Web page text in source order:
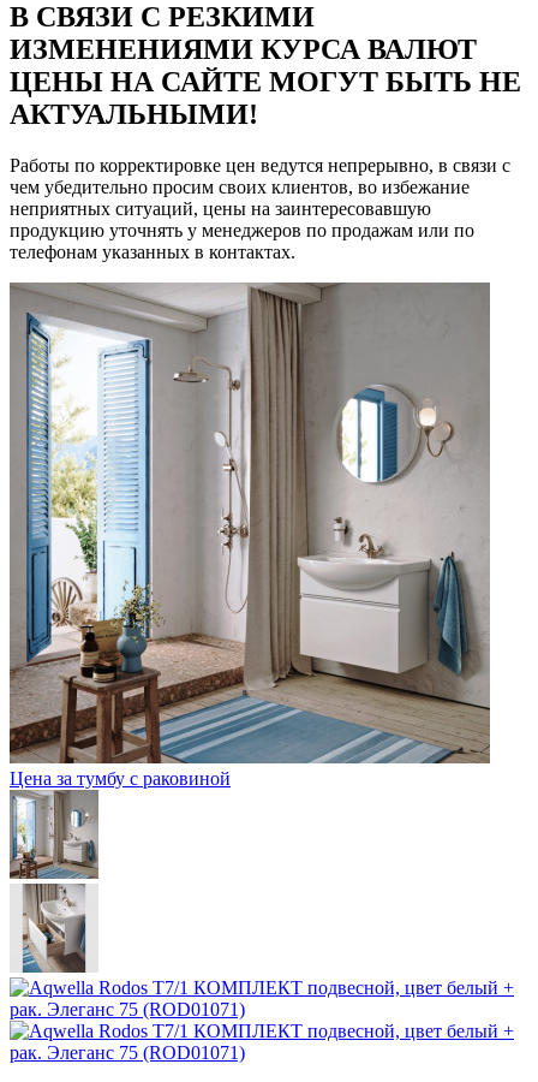
В СВЯЗИ С РЕЗКИМИ
ИЗМЕНЕНИЯМИ КУРСА ВАЛЮТ
ЦЕНЫ НА САЙТЕ МОГУТ БЫТЬ НЕ
АКТУАЛЬНЫМИ!
Работы по корректировке цен ведутся непрерывно, в связи с
чем убедительно просим своих клиентов, во избежание
неприятных ситуаций, цены на заинтересовавшую
продукцию уточнять у менеджеров по продажам или по
телефонам указанных в контактах.
Цена за тумбу с раковиной